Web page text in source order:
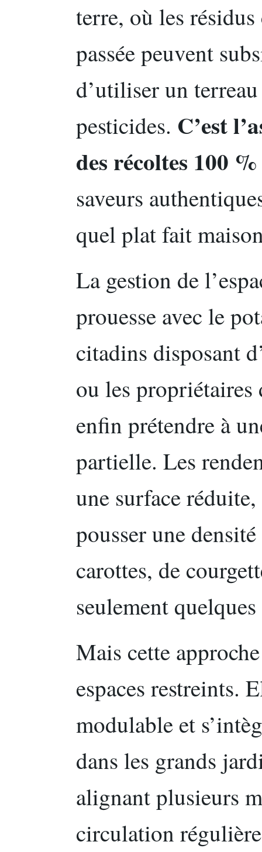
terre, où les
passée peuvent
d’utiliser un
pesticides. C’est
des récoltes 100
saveurs
quel plat fait
La gestion de
prouesse avec le
citadins disposant
ou les
enfin prétendre à
partielle. Les
une surface
pousser une
carottes, de
seulement
Mais cette
espaces restreints.
modulable et
dans les grands
alignant plusieurs
circulation